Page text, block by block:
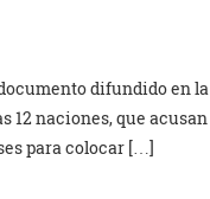
difundido en la
12 naciones, que acusan
para colocar […]